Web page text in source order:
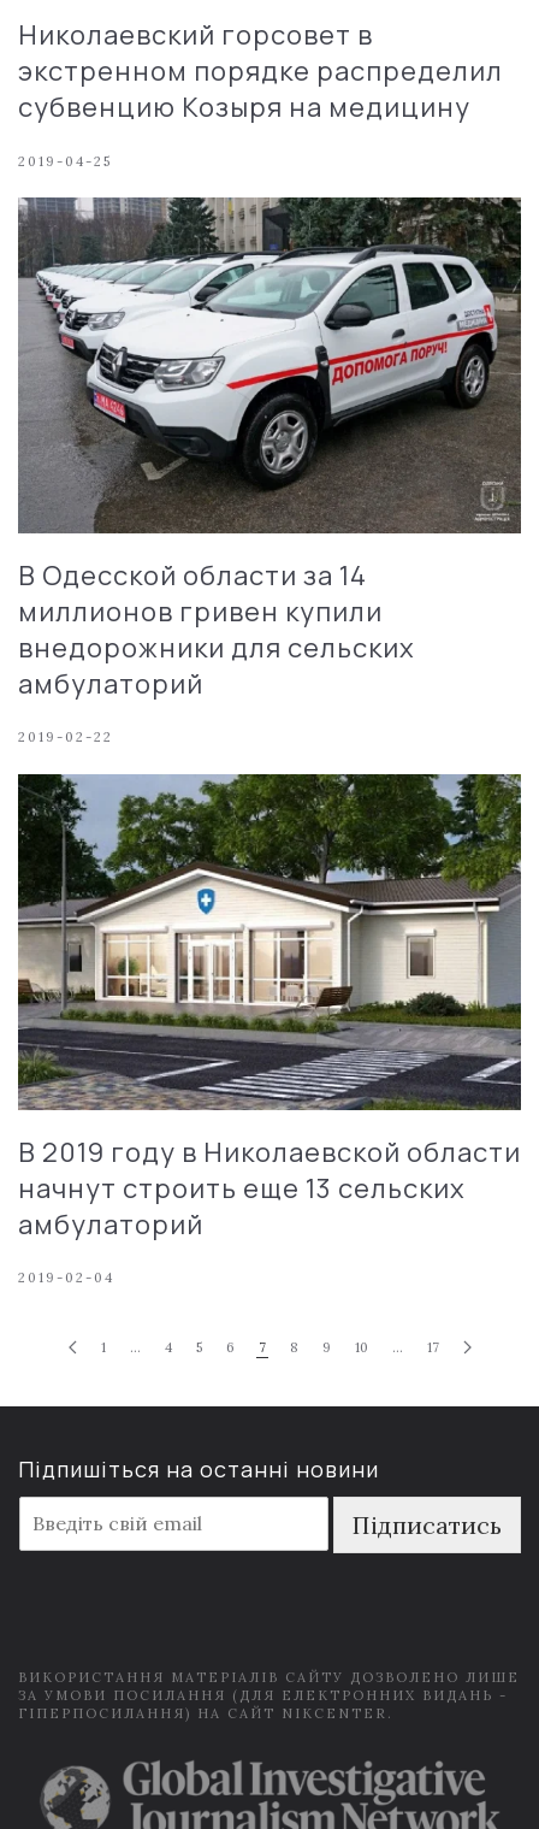
Николаевский горсовет в
экстренном порядке распределил
субвенцию Козыря на медицину
2019-04-25
В Одесской области за 14
миллионов гривен купили
внедорожники для сельских
амбулаторий
2019-02-22
В 2019 году в Николаевской области
начнут строить еще 13 сельских
амбулаторий
2019-02-04
1 … 4 5 6 7 8 9 10 … 17
Підпишіться на останні новини
m
a
Підписатись
ВИКОРИСТАННЯ МАТЕРІАЛІВ САЙТУ ДОЗВОЛЕНО ЛИШЕ
ЗА УМОВИ ПОСИЛАННЯ (ДЛЯ ЕЛЕКТРОННИХ ВИДАНЬ -
ГІПЕРПОСИЛАННЯ) НА САЙТ NIKCENTER.